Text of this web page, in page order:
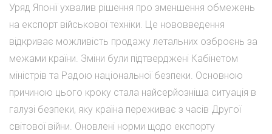
Уряд Японії ухвалив рішення про зменшення обмежень
на експорт військової техніки. Це нововведення
відкриває можливість продажу летальних озброєнь за
межами країни. Зміни були підтверджені Кабінетом
міністрів та Радою національної безпеки. Основною
причиною цього кроку стала найсерйозніша ситуація в
галузі безпеки, яку країна переживає з часів Другої
світової війни. Оновлені норми щодо експорту